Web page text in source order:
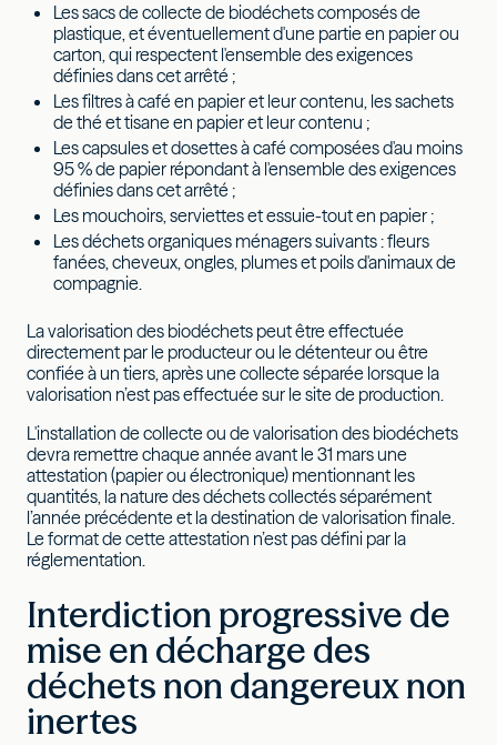
Les sacs de collecte de biodéchets composés de
plastique, et éventuellement d'une partie en papier ou
carton, qui respectent l'ensemble des exigences
définies dans cet arrêté ;
Les filtres à café en papier et leur contenu, les sachets
de thé et tisane en papier et leur contenu ;
Les capsules et dosettes à café composées d'au moins
95 % de papier répondant à l'ensemble des exigences
définies dans cet arrêté ;
Les mouchoirs, serviettes et essuie-tout en papier ;
Les déchets organiques ménagers suivants : fleurs
fanées, cheveux, ongles, plumes et poils d'animaux de
compagnie.
La valorisation des biodéchets peut être effectuée
directement par le producteur ou le détenteur ou être
confiée à un tiers, après une collecte séparée lorsque la
valorisation n’est pas effectuée sur le site de production.
L'installation de collecte ou de valorisation des biodéchets
devra remettre chaque année avant le 31 mars une
attestation (papier ou électronique) mentionnant les
quantités, la nature des déchets collectés séparément
l’année précédente et la destination de valorisation finale.
Le format de cette attestation n’est pas défini par la
réglementation.
Interdiction progressive de
mise en décharge des
déchets non dangereux non
inertes